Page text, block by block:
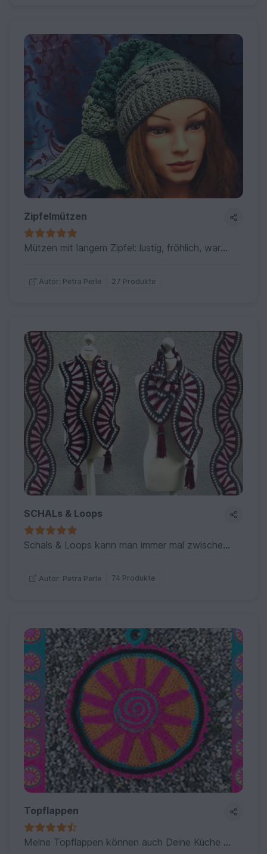
Zipfelmützen
Mützen mit langem Zipfel: lustig, fröhlich, warm und schön !
Autor: Petra Perle 27 Produkte
SCHALs & Loops
Schals & Loops kann man immer mal zwischendurch erarbeiten...HIER mein schönsten Modelle
Autor: Petra Perle 74 Produkte
Topflappen
Meine Topflappen können auch Deine Küche verschönern...und helfen Dir, dass Du Deine Finger nicht verbrennst!